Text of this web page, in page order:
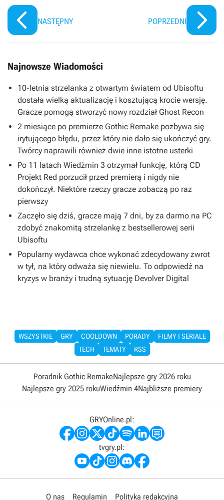
NASTĘPNY POPRZEDNI
Najnowsze Wiadomości
10-letnia strzelanka z otwartym światem od Ubisoftu
dostała wielką aktualizację i kosztującą krocie wersję.
Gracze pomogą stworzyć nowy rozdział Ghost Recon
2 miesiące po premierze Gothic Remake pozbywa się
irytującego błędu, przez który nie dało się ukończyć gry.
Twórcy naprawili również dwie inne istotne usterki
Po 11 latach Wiedźmin 3 otrzymał funkcję, którą CD
Projekt Red porzucił przed premierą i nigdy nie
dokończył. Niektóre rzeczy gracze zobaczą po raz
pierwszy
Zaczęło się dziś, gracze mają 7 dni, by za darmo na PC
zdobyć znakomitą strzelankę z bestsellerowej serii
Ubisoftu
Popularny wydawca chce wykonać zdecydowany zwrot
w tył, na który odważa się niewielu. To odpowiedź na
kryzys w branży i trudną sytuację Devolver Digital
WSZYSTKIE GRY COOLDOWN PORADY
FILMY I SERIALE
TECH
TEMATY RSS
Poradnik Gothic RemakeNajlepsze gry 2026 roku
Najlepsze gry 2025 rokuWiedźmin 4Najbliższe premiery
GRYOnline.pl:
tvgry.pl:
O nas Regulamin Polityka redakcyjna